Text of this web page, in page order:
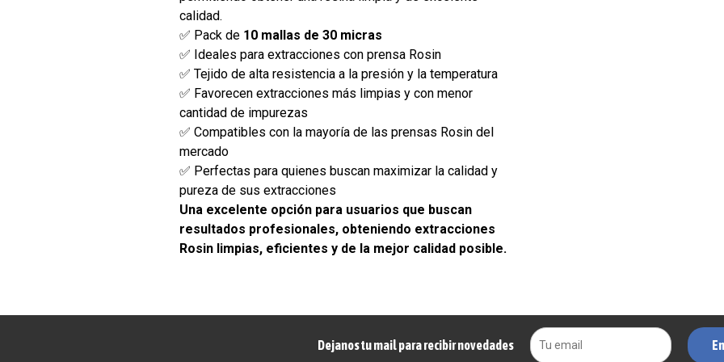
calidad.
✅ Pack de 10 mallas de 30 micras
✅ Ideales para extracciones con prensa Rosin
✅ Tejido de alta resistencia a la presión y la temperatura
✅ Favorecen extracciones más limpias y con menor
cantidad de impurezas
✅ Compatibles con la mayoría de las prensas Rosin del
mercado
✅ Perfectas para quienes buscan maximizar la calidad y
pureza de sus extracciones
Una excelente opción para usuarios que buscan
resultados profesionales, obteniendo extracciones
Rosin limpias, eficientes y de la mejor calidad posible.
Dejanos tu mail para recibir novedades